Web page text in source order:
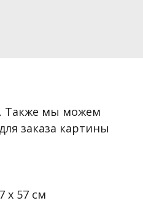
Также мы можем
заказа картины
х 57 см